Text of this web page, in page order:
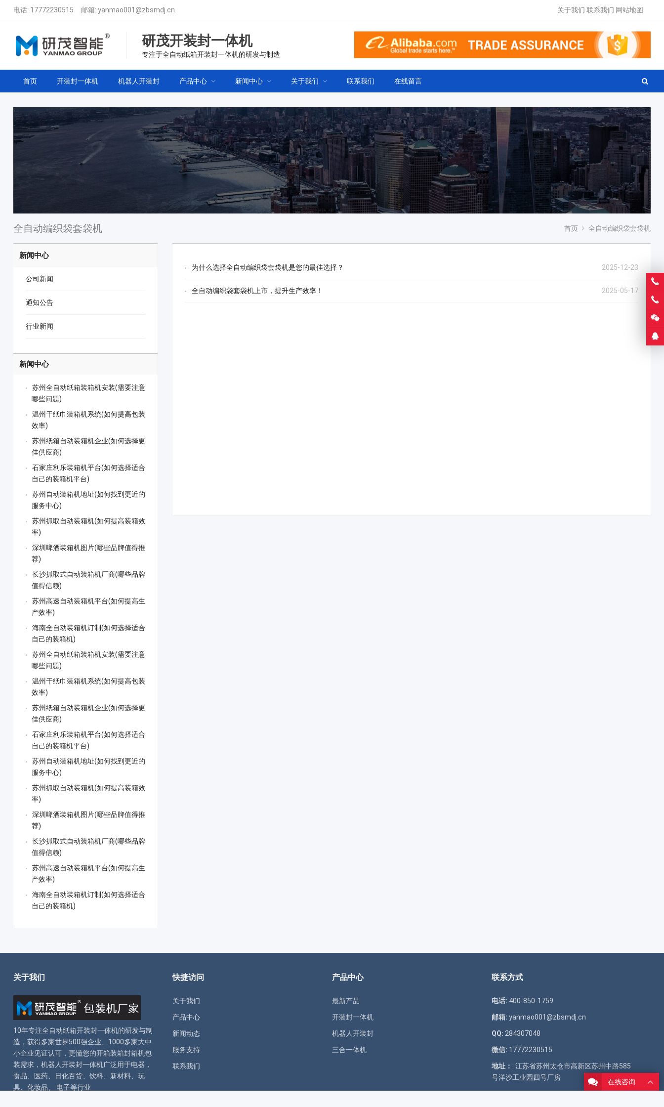
电话: 17772230515 邮箱: yanmao001@zbsmdj.cn 关于我们 联系我们 网站地图
研茂开装封一体机
专注于全自动纸箱开装封一体机的研发与制造
首页 开装封一体机 机器人开装封 产品中心 新闻中心 关于我们 联系我们 在线留言
全自动编织袋套袋机 首页 全自动编织袋套袋机
2025-12-23
为什么选择全自动编织袋套袋机是您的最佳选择？
2025-05-17
全自动编织袋套袋机上市，提升生产效率！
新闻中心
公司新闻
通知公告
行业新闻
新闻中心
苏州全自动纸箱装箱机安装(需要注意
哪些问题)
温州干纸巾装箱机系统(如何提高包装
效率)
苏州纸箱自动装箱机企业(如何选择更
佳供应商)
石家庄利乐装箱机平台(如何选择适合
自己的装箱机平台)
苏州自动装箱机地址(如何找到更近的
服务中心)
苏州抓取自动装箱机(如何提高装箱效
率)
深圳啤酒装箱机图片(哪些品牌值得推
荐)
长沙抓取式自动装箱机厂商(哪些品牌
值得信赖)
苏州高速自动装箱机平台(如何提高生
产效率)
海南全自动装箱机订制(如何选择适合
自己的装箱机)
苏州全自动纸箱装箱机安装(需要注意
哪些问题)
温州干纸巾装箱机系统(如何提高包装
效率)
苏州纸箱自动装箱机企业(如何选择更
佳供应商)
石家庄利乐装箱机平台(如何选择适合
自己的装箱机平台)
苏州自动装箱机地址(如何找到更近的
服务中心)
苏州抓取自动装箱机(如何提高装箱效
率)
深圳啤酒装箱机图片(哪些品牌值得推
荐)
长沙抓取式自动装箱机厂商(哪些品牌
值得信赖)
苏州高速自动装箱机平台(如何提高生
产效率)
海南全自动装箱机订制(如何选择适合
自己的装箱机)
关于我们
10年专注全自动纸箱开装封一体机的研发与制
造，获得多家世界500强企业、1000多家大中
小企业见证认可，更懂您的开箱装箱封箱机包
装需求， 机器人开装封一体机广泛用于电器，
食品、医药、日化百货、饮料、新材料、玩
具、化妆品、 电子等行业
快捷访问
关于我们
产品中心
新闻动态
服务支持
联系我们
产品中心
最新产品
开装封一体机
机器人开装封
三合一体机
联系方式
电话: 400-850-1759
邮箱: yanmao001@zbsmdj.cn
QQ: 284307048
微信: 17772230515
地址： : 江苏省苏州太仓市高新区苏州中路585
号洋沙工业园四号厂房
在线咨询